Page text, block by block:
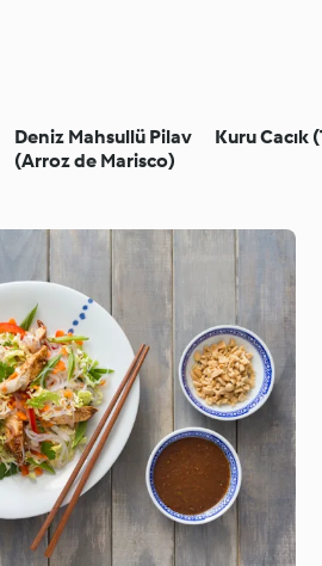
Deniz Mahsullü Pilav
(Arroz de Marisco)
Kuru Cacık